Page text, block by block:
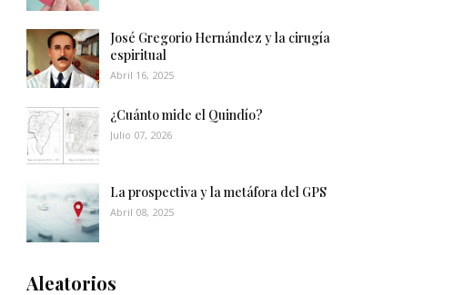
José Gregorio Hernández y la cirugía
espiritual
Abril 16, 2025
¿Cuánto mide el Quindío?
Julio 07, 2026
La prospectiva y la metáfora del GPS
Abril 08, 2025
Aleatorios